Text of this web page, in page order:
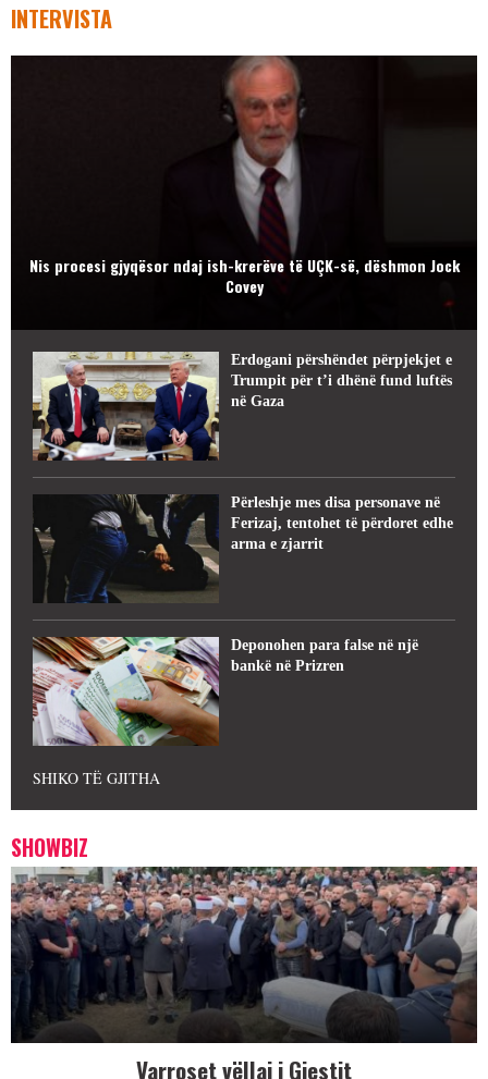
INTERVISTA
Nis procesi gjyqësor ndaj ish-krerëve të UÇK-së, dëshmon Jock
Covey
Erdogani përshëndet përpjekjet e
Trumpit për t’i dhënë fund luftës
në Gaza
Përleshje mes disa personave në
Ferizaj, tentohet të përdoret edhe
arma e zjarrit
Deponohen para false në një
bankë në Prizren
SHIKO TË GJITHA
SHOWBIZ
Varroset vëllai i Gjestit